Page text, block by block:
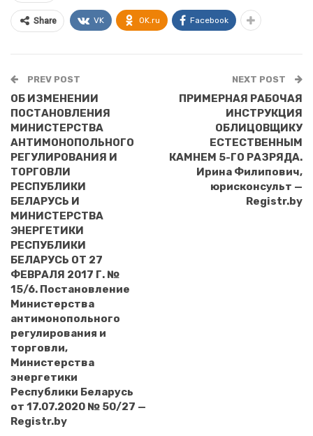
Share VK OK.ru Facebook
PREV POST
ОБ ИЗМЕНЕНИИ
ПОСТАНОВЛЕНИЯ
МИНИСТЕРСТВА
АНТИМОНОПОЛЬНОГО
РЕГУЛИРОВАНИЯ И
ТОРГОВЛИ
РЕСПУБЛИКИ
БЕЛАРУСЬ И
МИНИСТЕРСТВА
ЭНЕРГЕТИКИ
РЕСПУБЛИКИ
БЕЛАРУСЬ ОТ 27
ФЕВРАЛЯ 2017 Г. №
15/6. Постановление
Министерства
антимонопольного
регулирования и
торговли,
Министерства
энергетики
Республики Беларусь
от 17.07.2020 № 50/27 —
Registr.by
NEXT POST
ПРИМЕРНАЯ РАБОЧАЯ
ИНСТРУКЦИЯ
ОБЛИЦОВЩИКУ
ЕСТЕСТВЕННЫМ
КАМНЕМ 5-ГО РАЗРЯДА.
Ирина Филипович,
юрисконсульт —
Registr.by